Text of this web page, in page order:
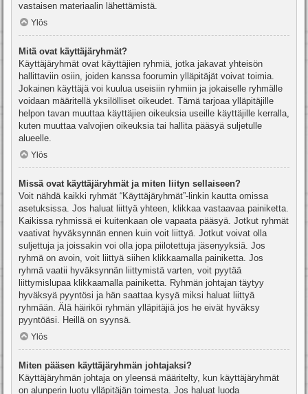
vastaisen materiaalin lähettämistä.
Ylös
Mitä ovat käyttäjäryhmät?
Käyttäjäryhmät ovat käyttäjien ryhmiä, jotka jakavat yhteisön
hallittaviin osiin, joiden kanssa foorumin ylläpitäjät voivat toimia.
Jokainen käyttäjä voi kuulua useisiin ryhmiin ja jokaiselle ryhmälle
voidaan määritellä yksilölliset oikeudet. Tämä tarjoaa ylläpitäjille
helpon tavan muuttaa käyttäjien oikeuksia useille käyttäjille kerralla,
kuten muuttaa valvojien oikeuksia tai hallita pääsyä suljetulle
alueelle.
Ylös
Missä ovat käyttäjäryhmät ja miten liityn sellaiseen?
Voit nähdä kaikki ryhmät “Käyttäjäryhmät”-linkin kautta omissa
asetuksissa. Jos haluat liittyä yhteen, klikkaa vastaavaa painiketta.
Kaikissa ryhmissä ei kuitenkaan ole vapaata pääsyä. Jotkut ryhmät
vaativat hyväksynnän ennen kuin voit liittyä. Jotkut voivat olla
suljettuja ja joissakin voi olla jopa piilotettuja jäsenyyksiä. Jos
ryhmä on avoin, voit liittyä siihen klikkaamalla painiketta. Jos
ryhmä vaatii hyväksynnän liittymistä varten, voit pyytää
liittymislupaa klikkaamalla painiketta. Ryhmän johtajan täytyy
hyväksyä pyyntösi ja hän saattaa kysyä miksi haluat liittyä
ryhmään. Älä häiriköi ryhmän ylläpitäjiä jos he eivät hyväksy
pyyntöäsi. Heillä on syynsä.
Ylös
Miten pääsen käyttäjäryhmän johtajaksi?
Käyttäjäryhmän johtaja on yleensä määritelty, kun käyttäjäryhmät
on alunperin luotu ylläpitäjän toimesta. Jos haluat luoda